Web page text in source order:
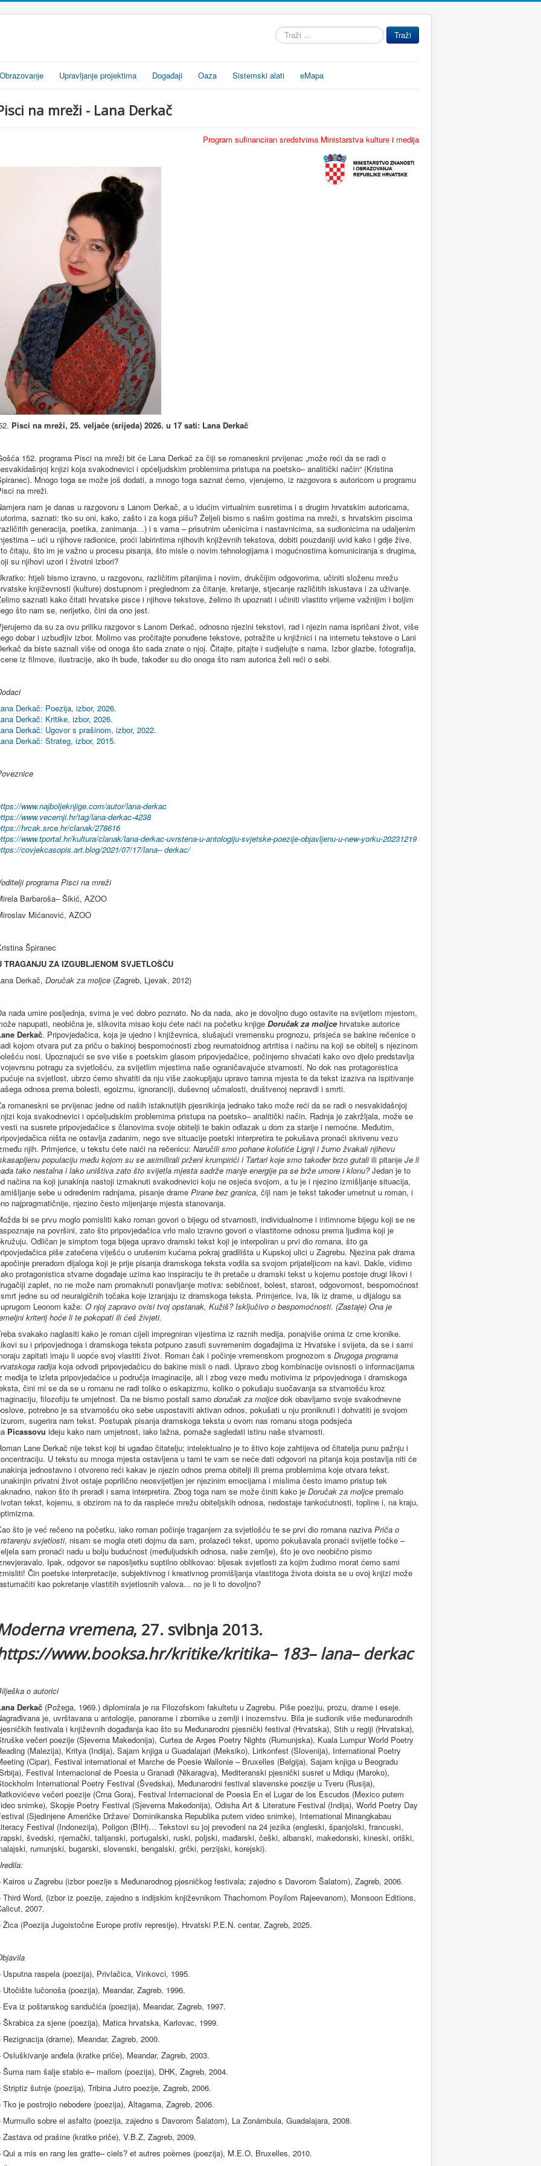
Traži
...
Traži
Obrazovanje Upravljanje projektima Događaji Oaza Sistemski alati eMapa
na mreži - Lana Derkač
Program sufinanciran sredstvima Ministarstva kulture i medija
Pisci na mreži, 25. veljače (srijeda) 2026. u 17 sati: Lana Derkač
152. programa Pisci na mreži bit će Lana Derkač za čiji se romaneskni prvijenac „može reći da se radi o
knjizi koja svakodnevici i općeljudskim problemima pristupa na poetsko– analitički način“ (Kristina
Mnogo toga se može još dodati, a mnogo toga saznat ćemo, vjerujemo, iz razgovora s autoricom u programu
na mreži.
nam je danas u razgovoru s Lanom Derkač, a u idućim virtualnim susretima i s drugim hrvatskim autoricama,
saznati: tko su oni, kako, zašto i za koga pišu? Željeli bismo s našim gostima na mreži, s hrvatskim piscima
generacija, poetika, zanimanja…) i s vama – prisutnim učenicima i nastavnicima, sa sudionicima na udaljenim
– ući u njihove radionice, proći labirintima njihovih književnih tekstova, dobiti pouzdaniji uvid kako i gdje žive,
čitaju, što im je važno u procesu pisanja, što misle o novim tehnologijama i mogućnostima komuniciranja s drugima,
su njihovi uzori i životni izbori?
htjeli bismo izravno, u razgovoru, različitim pitanjima i novim, drukčijim odgovorima, učiniti složenu mrežu
književnosti (kulture) dostupnom i preglednom za čitanje, kretanje, stjecanje različitih iskustava i za uživanje.
saznati kako čitati hrvatske pisce i njihove tekstove, želimo ih upoznati i učiniti vlastito vrijeme važnijim i boljim
što nam se, nerijetko, čini da ono jest.
da su za ovu priliku razgovor s Lanom Derkač, odnosno njezini tekstovi, rad i njezin nama ispričani život, više
dobar i uzbudljiv izbor. Molimo vas pročitajte ponuđene tekstove, potražite u knjižnici i na internetu tekstove o Lani
da biste saznali više od onoga što sada znate o njoj. Čitajte, pitajte i sudjelujte s nama. Izbor glazbe, fotografija,
iz filmove, ilustracije, ako ih bude, također su dio onoga što nam autorica želi reći o sebi.
Derkač: Poezija, izbor, 2026.
Derkač: Kritike, izbor, 2026.
Derkač: Ugovor s prašinom, izbor, 2022.
Derkač: Strateg, izbor, 2015.
www.najboljeknjige.com/autor/lana-derkac
www.vecernji.hr/tag/lana-derkac-4238
hrcak.srce.hr/clanak/278616
www.tportal.hr/kultura/clanak/lana-derkac-uvrstena-u-antologiju-svjetske-poezije-objavljenu-u-new-yorku-20231219
covjekcasopis.art.blog/2021/07/17/lana– derkac/
programa Pisci na mreži
Barbaroša– Šikić, AZOO
Mićanović, AZOO
Špiranec
TRAGANJU ZA IZGUBLJENOM SVJETLOŠĆU
Derkač, Doručak za moljce (Zagreb, Ljevak, 2012)
nada umire posljednja, svima je već dobro poznato. No da nada, ako je dovoljno dugo ostavite na svijetlom mjestom,
napupati, neobična je, slikovita misao koju ćete naći na početku knjige Doručak za moljce hrvatske autorice
Derkač. Pripovjedačica, koja je ujedno i književnica, slušajući vremensku prognozu, prisjeća se bakine rečenice o
kojom otvara put za priču o bakinoj bespomoćnosti zbog reumatoidnog artritisa i načinu na koji se obitelj s njezinom
nosi. Upoznajući se sve više s poetskim glasom pripovjedačice, počinjemo shvaćati kako ovo djelo predstavlja
potragu za svjetlošću, za svijetlim mjestima naše ograničavajuće stvarnosti. No dok nas protagonistica
na svjetlost, ubrzo ćemo shvatiti da nju više zaokupljaju upravo tamna mjesta te da tekst izaziva na ispitivanje
odnosa prema bolesti, egoizmu, ignoranciji, duševnoj učmalosti, društvenoj nepravdi i smrti.
romaneskni se prvijenac jedne od naših istaknutijih pjesnikinja jednako tako može reći da se radi o nesvakidašnjoj
koja svakodnevici i općeljudskim problemima pristupa na poetsko– analitički način. Radnja je zakržljala, može se
na susrete pripovjedačice s članovima svoje obitelji te bakin odlazak u dom za starije i nemoćne. Međutim,
ništa ne ostavlja zadanim, nego sve situacije poetski interpretira te pokušava pronaći skrivenu vezu
njih. Primjerice, u tekstu ćete naići na rečenicu: Naručili smo pohane kolutiće Lignji i žurno žvakali njihovu
populaciju među kojom su se asimilirali prženi krumpirići i Tartari koje smo također brzo gutaliili pitanje Je li
tako nestalna i lako uništiva zato što svijetla mjesta sadrže manje energije pa se brže umore i klonu?Jedan je to
načina na koji junakinja nastoji izmaknuti svakodnevici koju ne osjeća svojom, a tu je i njezino izmišljanje situacija,
sebe u određenim radnjama, pisanje drame Pirane bez granica, čiji nam je tekst također umetnut u roman, i
najpragmatičnije, njezino često mijenjanje mjesta stanovanja.
bi se prvu moglo pomisliti kako roman govori o bijegu od stvarnosti, individualnome i intimnome bijegu koji se ne
na površini, zato što pripovjedačica vrlo malo izravno govori o vlastitome odnosu prema ljudima koji je
Odličan je simptom toga bijega upravo dramski tekst koji je interpoliran u prvi dio romana, što ga
piše zatečena viješću o urušenim kućama pokraj gradilišta u Kupskoj ulici u Zagrebu. Njezina pak drama
preradom dijaloga koji je prije pisanja dramskoga teksta vodila sa svojom prijateljicom na kavi. Dakle, vidimo
protagonistica stvarne događaje uzima kao inspiraciju te ih pretače u dramski tekst u kojemu postoje drugi likovi i
zaplet, no ne može nam promaknuti ponavljanje motiva: sebičnost, bolest, starost, odgovornost, bespomoćnost
jedne su od neuralgičnih točaka koje izranjaju iz dramskoga teksta. Primjerice, Iva, lik iz drame, u dijalogu sa
Leonom kaže: O njoj zapravo ovisi tvoj opstanak, Kužiš? Isključivo o bespomoćnosti. (Zastaje) Ona je
kriterij hoće li te pokopati ili ćeš živjeti.
svakako naglasiti kako je roman cijeli impregniran vijestima iz raznih medija, ponajviše onima iz crne kronike.
su i pripovjednoga i dramskoga teksta potpuno zasuti suvremenim događajima iz Hrvatske i svijeta, da se i sami
zapitati imaju li uopće svoj vlastiti život. Roman čak i počinje vremenskom prognozom s Drugoga programa
radija koja odvodi pripovjedačicu do bakine misli o nadi. Upravo zbog kombinacije ovisnosti o informacijama
medija te izleta pripovjedačice u područja imaginacije, ali i zbog veze među motivima iz pripovjednoga i dramskoga
čini mi se da se u romanu ne radi toliko o eskapizmu, koliko o pokušaju suočavanja sa stvarnošću kroz
filozofiju te umjetnost. Da ne bismo postali samo doručak za moljce dok obavljamo svoje svakodnevne
potrebno je sa stvarnošću oko sebe uspostaviti aktivan odnos, pokušati u nju proniknuti i dohvatiti je svojom
sugerira nam tekst. Postupak pisanja dramskoga teksta u ovom nas romanu stoga podsjeća
Picassovu ideju kako nam umjetnost, iako lažna, pomaže sagledati istinu naše stvarnosti.
Lane Derkač nije tekst koji bi ugađao čitatelju; intelektualno je to štivo koje zahtijeva od čitatelja punu pažnju i
U tekstu su mnoga mjesta ostavljena u tami te vam se neće dati odgovori na pitanja koja postavlja niti će
jednostavno i otvoreno reći kakav je njezin odnos prema obitelji ili prema problemima koje otvara tekst.
privatni život ostaje poprilično neosvijetljen jer njezinim emocijama i mislima često imamo pristup tek
nakon što ih preradi i sama interpretira. Zbog toga nam se može činiti kako je Doručak za moljce premalo
tekst, kojemu, s obzirom na to da raspleće mrežu obiteljskih odnosa, nedostaje tankoćutnosti, topline i, na kraju,
što je već rečeno na početku, iako roman počinje traganjem za svjetlošću te se prvi dio romana naziva Priča o
svjetlosti, nisam se mogla oteti dojmu da sam, prolazeći tekst, uporno pokušavala pronaći svijetle točke –
sam pronaći nadu u bolju budućnost (međuljudskih odnosa, naše zemlje), što je ovo neobično pismo
Ipak, odgovor se naposljetku suptilno oblikovao: bljesak svjetlosti za kojim žudimo morat ćemo sami
Čin poetske interpretacije, subjektivnog i kreativnog promišljanja vlastitoga života doista se u ovoj knjizi može
kao pokretanje vlastitih svjetlosnih valova... no je li to dovoljno?
vremena, 27. svibnja 2013.
www.booksa.hr/kritike/kritika– 183– lana– derkac
o autorici
Derkač (Požega, 1969.) diplomirala je na Filozofskom fakultetu u Zagrebu. Piše poeziju, prozu, drame i eseje.
je, uvrštavana u antologije, panorame i zbornike u zemlji i inozemstvu. Bila je sudionik više međunarodnih
festivala i književnih događanja kao što su Međunarodni pjesnički festival (Hrvatska), Stih u regiji (Hrvatska),
večeri poezije (Sjeverna Makedonija), Curtea de Arges Poetry Nights (Rumunjska), Kuala Lumpur World Poetry
(Malezija), Kritya (Indija), Sajam knjiga u Guadalajari (Meksiko), Lirikonfest (Slovenija), International Poetry
(Cipar), Festival international et Marche de Poesie Wallonie – Bruxelles (Belgija), Sajam knjiga u Beogradu
Festival Internacional de Poesia u Granadi (Nikaragva), Mediteranski pjesnički susret u Mdiqu (Maroko),
International Poetry Festival (Švedska), Međunarodni festival slavenske poezije u Tveru (Rusija),
večeri poezije (Crna Gora), Festival Internacional de Poesia En el Lugar de los Escudos (Mexico putem
snimke), Skopje Poetry Festival (Sjeverna Makedonija), Odisha Art & Literature Festival (Indija), World Poetry Day
(Sjedinjene Američke Države/ Dominikanska Republika putem video snimke), International Minangkabau
Festival (Indonezija), Poligon (BIH)… Tekstovi su joj prevođeni na 24 jezika (engleski, španjolski, francuski,
švedski, njemački, talijanski, portugalski, ruski, poljski, mađarski, češki, albanski, makedonski, kineski, oriški,
rumunjski, bugarski, slovenski, bengalski, grčki, perzijski, korejski).
Kairos u Zagrebu (izbor poezije s Međunarodnog pjesničkog festivala; zajedno s Davorom Šalatom), Zagreb, 2006.
Third Word, (izbor iz poezije, zajedno s indijskim književnikom Thachomom Poyilom Rajeevanom), Monsoon Editions,
2007.
Žica (Poezija Jugoistočne Europe protiv represije), Hrvatski P.E.N. centar, Zagreb, 2025.
Usputna raspela (poezija), Privlačica, Vinkovci, 1995.
Utočište lučonoša (poezija), Meandar, Zagreb, 1996.
Eva iz poštanskog sandučića (poezija), Meandar, Zagreb, 1997.
Škrabica za sjene (poezija), Matica hrvatska, Karlovac, 1999.
Rezignacija (drame), Meandar, Zagreb, 2000.
Osluškivanje anđela (kratke priče), Meandar, Zagreb, 2003.
Šuma nam šalje stablo e– mailom (poezija), DHK, Zagreb, 2004.
Striptiz šutnje (poezija), Tribina Jutro poezije, Zagreb, 2006.
Tko je postrojio nebodere (poezija), Altagama, Zagreb, 2006.
Murmullo sobre el asfalto (poezija, zajedno s Davorom Šalatom), La Zonámbula, Guadalajara, 2008.
Zastava od prašine (kratke priče), V.B.Z, Zagreb, 2009.
Qui a mis en rang les gratte– ciels? et autres poèmes (poezija), M.E.O, Bruxelles, 2010.